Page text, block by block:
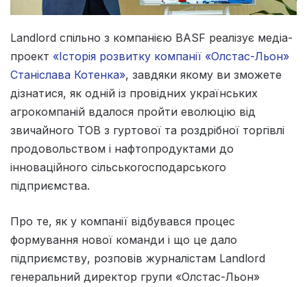
Landlord спільно з компанією BASF реалізує медіа-
проект «Історія розвитку компанії «Олстас-Льон»
Станіслава Котенка», завдяки якому ви зможете
дізнатися, як одній із провідних українських
агрокомпаній вдалося пройти еволюцію від
звичайного ТОВ з гуртової та роздрібної торгівлі
продовольством і нафтопродуктами до
інноваційного сільськогосподарського
підприємства.
Про те, як у компанії відбувався процес
формування нової команди і що це дало
підприємству, розповів журналістам Landlord
генеральний директор групи «Олстас-Льон»